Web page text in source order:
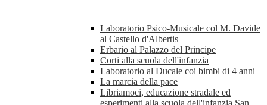
Laboratorio Psico-Musicale col M. Davide
al Castello d'Albertis
Erbario al Palazzo del Principe
Corti alla scuola dell'infanzia
Laboratorio al Ducale coi bimbi di 4 anni
La marcia della pace
Libriamoci, educazione stradale ed